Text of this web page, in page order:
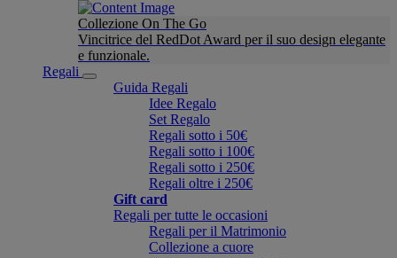
Collezione On The Go
Vincitrice del RedDot Award per il suo design elegante
e funzionale.
Regali
Guida Regali
Idee Regalo
Set Regalo
Regali sotto i 50€
Regali sotto i 100€
Regali sotto i 250€
Regali oltre i 250€
Gift card
Regali per tutte le occasioni
Regali per il Matrimonio
Collezione a cuore